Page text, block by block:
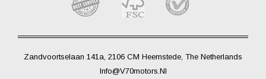
Zandvoortselaan 141a, 2106 CM Heemstede, The Netherlands
Info@V70motors.nl